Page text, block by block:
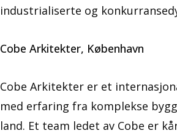
industrialiserte og
Cobe Arkitekter, København
Cobe Arkitekter er et
med erfaring fra komplekse
land. Et team ledet av Cobe er